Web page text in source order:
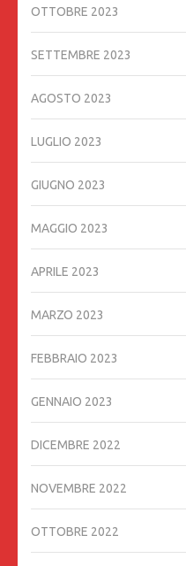
OTTOBRE 2023
SETTEMBRE 2023
AGOSTO 2023
LUGLIO 2023
GIUGNO 2023
MAGGIO 2023
APRILE 2023
MARZO 2023
FEBBRAIO 2023
GENNAIO 2023
DICEMBRE 2022
NOVEMBRE 2022
OTTOBRE 2022